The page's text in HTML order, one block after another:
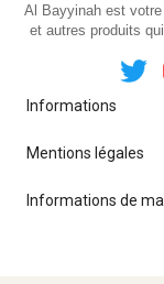
Al Bayyinah est
et autres produits
Informations
Mentions légales
Informations de